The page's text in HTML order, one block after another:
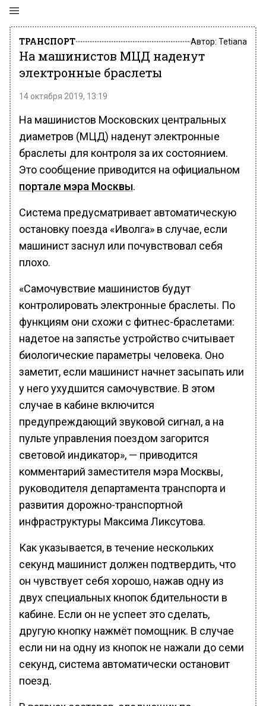
ТРАНСПОРТ Автор: Tetiana
На машинистов МЦД наденут
электронные браслеты
14 октября 2019, 13:19
На машинистов Московских центральных
диаметров (МЦД) наденут электронные
браслеты для контроля за их состоянием.
Это сообщение приводится на официальном
портале мэра Москвы.
Система предусматривает автоматическую
остановку поезда «Иволга» в случае, если
машинист заснул или почувствовал себя
плохо.
«Самочувствие машинистов будут
контролировать электронные браслеты. По
функциям они схожи с фитнес-браслетами:
надетое на запястье устройство считывает
биологические параметры человека. Оно
заметит, если машинист начнет засыпать или
у него ухудшится самочувствие. В этом
случае в кабине включится
предупреждающий звуковой сигнал, а на
пульте управления поездом загорится
световой индикатор», — приводится
комментарий заместителя мэра Москвы,
руководителя департамента транспорта и
развития дорожно-транспортной
инфраструктуры Максима Ликсутова.
Как указывается, в течение нескольких
секунд машинист должен подтвердить, что
он чувствует себя хорошо, нажав одну из
двух специальных кнопок бдительности в
кабине. Если он не успеет это сделать,
другую кнопку нажмёт помощник. В случае
если ни на одну из кнопок не нажали до семи
секунд, система автоматически остановит
поезд.